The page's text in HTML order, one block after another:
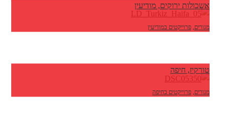
אשכולות ירוקים, מודיעין
מגורים, פרוייקטים במודיעין
טורקיז, חיפה
מגורים, פרוייקטים בחיפה